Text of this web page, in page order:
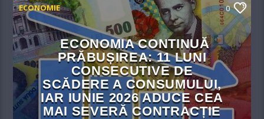
ECONOMIE 0
ECONOMIA CONTINUĂ
PRĂBUȘIREA: 11 LUNI
CONSECUTIVE DE
SCĂDERE A CONSUMULUI,
IAR IUNIE 2026 ADUCE CEA
MAI SEVERĂ CONTRACȚIE